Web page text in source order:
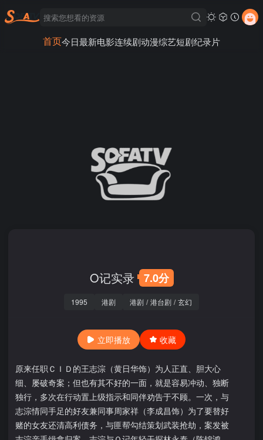
首页今日最新电影连续剧动漫综艺短剧纪录片
O记实录 7.0分
1995 港剧 港剧 / 港台剧 / 玄幻
立即播放 收藏
原来任职ＣＩＤ的王志淙（黄日华饰）为人正直、胆大心
细、屡破奇案；但也有其不好的一面，就是容易冲动、独断
独行，多次在行动置上级指示和同伴劝告于不顾。一次，与
志淙情同手足的好友兼同事周家祥（李成昌饰）为了要替好
赌的女友还清高利债务，与匪帮勾结策划武装抢劫，案发被